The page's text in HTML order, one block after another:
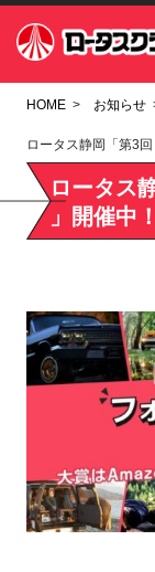
HOME お知らせ
ロータス静岡「第3
ロータス
」開催中！